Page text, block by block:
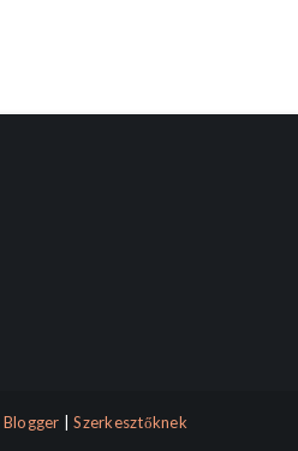
Blogger |Szerkesztőknek